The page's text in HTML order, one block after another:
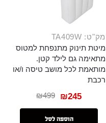
מק"ט: TA409W
מיטת תינוק מתנפחת למטוס
מתאימה גם לילד קטן.
מותאמת לכל מושב טיסה ו/או
רכבת
₪499 ₪245
הוספה לסל